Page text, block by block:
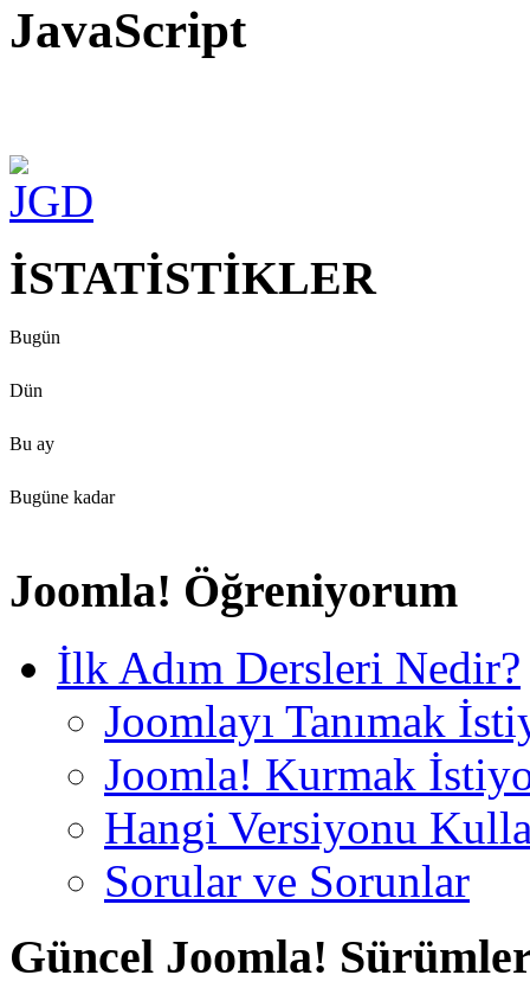
JavaScript
İSTATİSTİKLER
Bugün
Dün
Bu ay
Bugüne kadar
Joomla! Öğreniyorum
İlk Adım Dersleri Nedir?
Joomlayı Tanımak
Joomla! Kurmak
Hangi Versiyonu
Sorular ve Sorunlar
Güncel Joomla!